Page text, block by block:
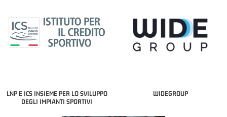
LNP E ICS INSIEME PER LO SVILUPPO
DEGLI IMPIANTI SPORTIVI
WIDEGROUP